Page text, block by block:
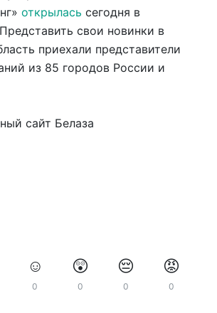
открылась сегодня в
свои новинки в
приехали представители
из 85 городов России и
сайт Белаза
☺️
0
😲
0
😔
0
😡
0